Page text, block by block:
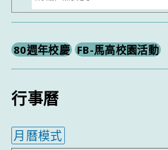
尋
80週年校慶 FB-馬高校園活動
行事曆
月曆模式